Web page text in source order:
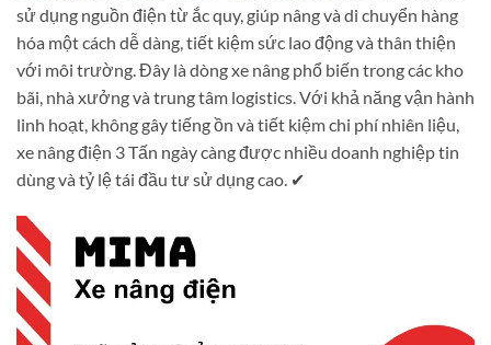
sử dụng nguồn điện từ ắc quy, giúp nâng và di chuyển hàng
hóa một cách dễ dàng, tiết kiệm sức lao động và thân thiện
với môi trường. Đây là dòng xe nâng phổ biến trong các kho
bãi, nhà xưởng và trung tâm logistics. Với khả năng vận hành
linh hoạt, không gây tiếng ồn và tiết kiệm chi phí nhiên liệu,
xe nâng điện 3 Tấn ngày càng được nhiều doanh nghiệp tin
dùng và tỷ lệ tái đầu tư sử dụng cao. ✔